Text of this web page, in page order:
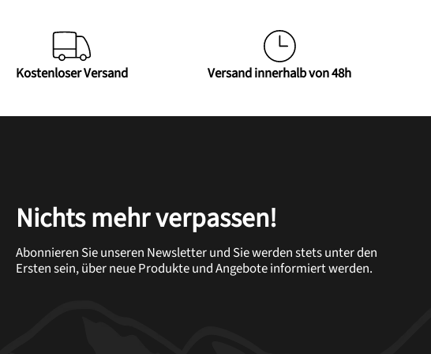
Kostenloser Versand Versand innerhalb von 48h
Nichts mehr verpassen!
Abonnieren Sie unseren Newsletter und Sie werden stets unter den
Ersten sein, über neue Produkte und Angebote informiert werden.